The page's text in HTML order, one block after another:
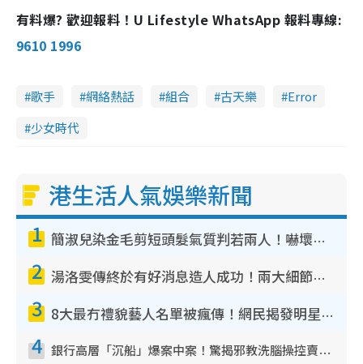
有料爆? 歡迎報料！U Lifestyle WhatsApp 報料專線:
9610 1996
歌手 網絡熱話 組合 古天樂
Error
少女時代
港生活人氣娛樂新聞
1 簡淑兒染金毛剪短頭髮氣質判若兩人！嚇壞老公麥大力都認唔出：「你做咩事？」
2 湯洛雯傳終於有好消息造人成功！兩大細節曝孕味極濃惹猜測：大肚婆先會咁！
3 8大最冇禮貌藝人名單被瘋傳！網民揭發明星真面目 一致數臭呢位係無品天花板？
4 銀行高層「沉船」爆案中案！驚揭邪教洗腦操控賣淫被吞600萬 幕後黑手講多錯多